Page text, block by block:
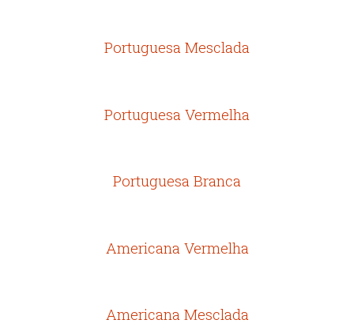
Portuguesa Mesclada
Portuguesa Vermelha
Portuguesa Branca
Americana Vermelha
Americana Mesclada